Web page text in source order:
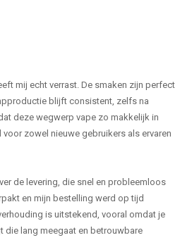
mij echt verrast. De smaken zijn perfect
blijft consistent, zelfs na
deze wegwerp vape zo makkelijk in
zowel nieuwe gebruikers als ervaren
de levering, die snel en probleemloos
en mijn bestelling werd op tijd
is uitstekend, vooral omdat je
die lang meegaat en betrouwbare